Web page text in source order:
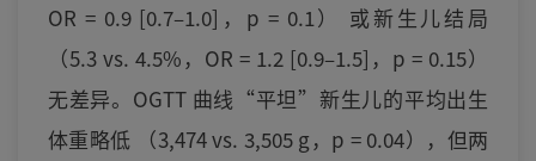
OR = 0.9 [0.7–1.0]，p = 0.1） 或新生儿结局
（5.3 vs. 4.5%，OR = 1.2 [0.9–1.5]，p = 0.15）
无差异。OGTT 曲线“平坦”新生儿的平均出生
体重略低 （3,474 vs. 3,505 g，p = 0.04），但两